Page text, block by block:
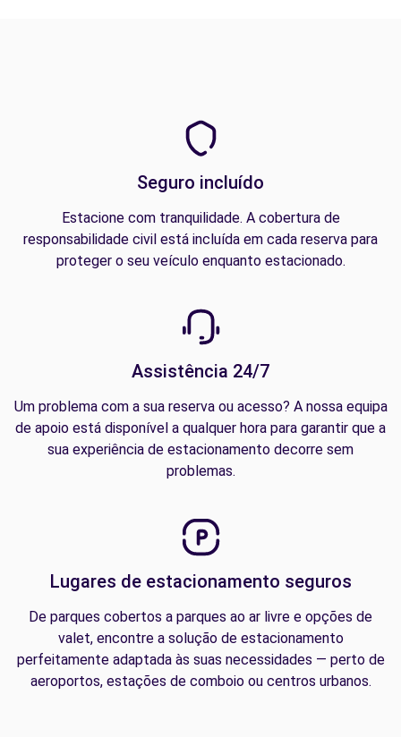
Seguro incluído
Estacione com tranquilidade. A cobertura de
responsabilidade civil está incluída em cada reserva para
proteger o seu veículo enquanto estacionado.
Assistência 24/7
Um problema com a sua reserva ou acesso? A nossa equipa
de apoio está disponível a qualquer hora para garantir que a
sua experiência de estacionamento decorre sem
problemas.
Lugares de estacionamento seguros
De parques cobertos a parques ao ar livre e opções de
valet, encontre a solução de estacionamento
perfeitamente adaptada às suas necessidades — perto de
aeroportos, estações de comboio ou centros urbanos.